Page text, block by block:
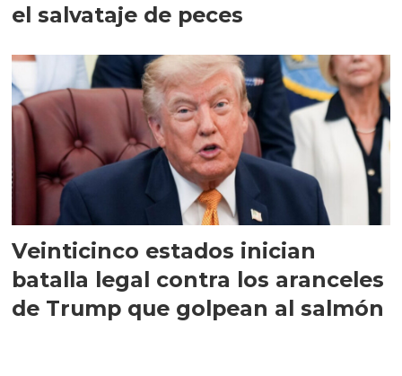
el salvataje de peces
Veinticinco estados inician
batalla legal contra los aranceles
de Trump que golpean al salmón